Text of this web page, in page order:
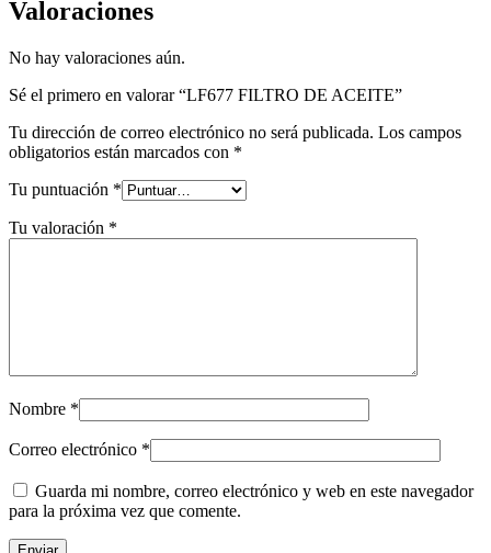
Valoraciones
No hay valoraciones aún.
Sé el primero en valorar “LF677 FILTRO DE ACEITE”
Tu dirección de correo electrónico no será publicada. Los campos
obligatorios están marcados con *
Tu puntuación *
Tu valoración *
Nombre *
Correo electrónico *
Guarda mi nombre, correo electrónico y web en este navegador
para la próxima vez que comente.